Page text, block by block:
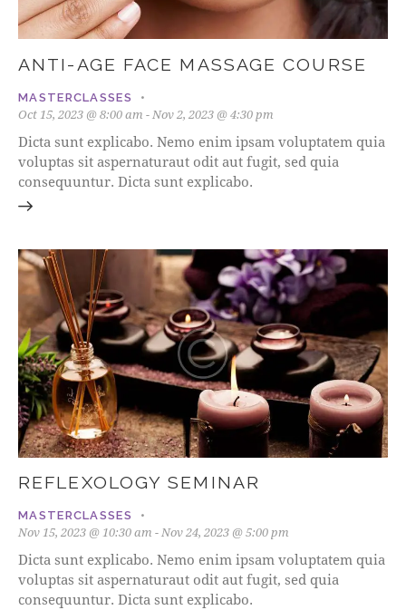
ANTI-AGE FACE MASSAGE COURSE
MASTERCLASSES
Oct 15, 2023 @ 8:00 am - Nov 2, 2023 @ 4:30 pm
Dicta sunt explicabo. Nemo enim ipsam voluptatem quia
voluptas sit aspernaturaut odit aut fugit, sed quia
consequuntur. Dicta sunt explicabo.
REFLEXOLOGY SEMINAR
MASTERCLASSES
Nov 15, 2023 @ 10:30 am -Nov 24, 2023 @ 5:00 pm
Dicta sunt explicabo. Nemo enim ipsam voluptatem quia
voluptas sit aspernaturaut odit aut fugit, sed quia
consequuntur. Dicta sunt explicabo.